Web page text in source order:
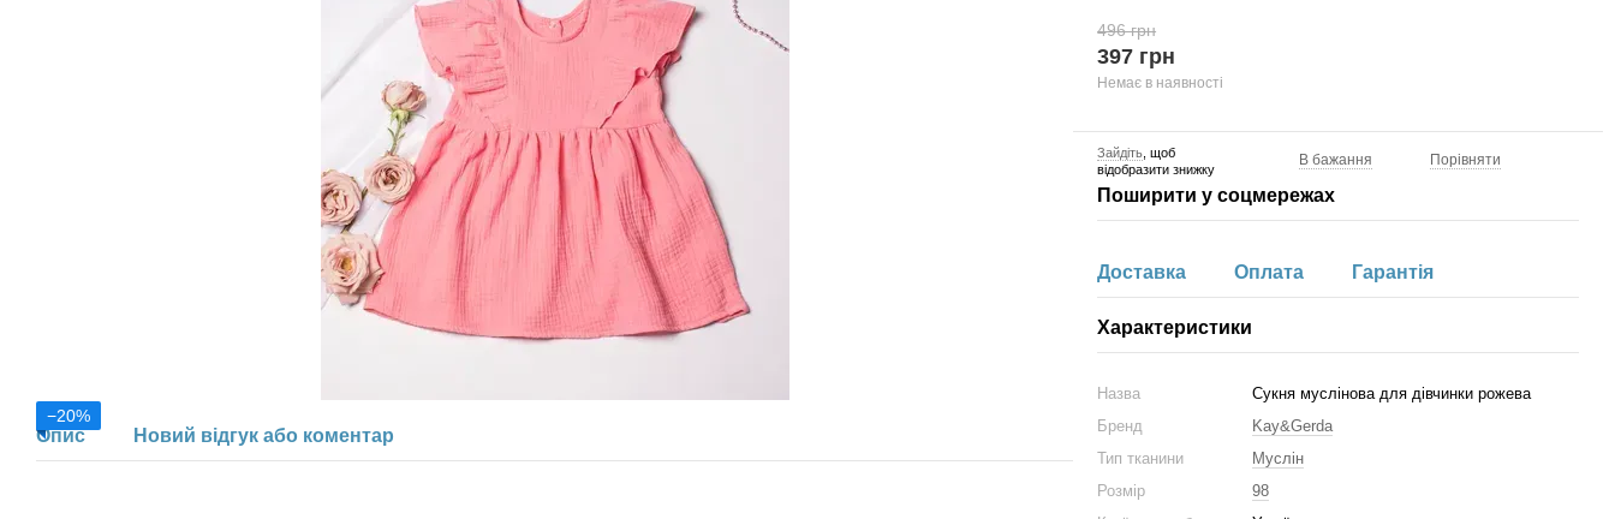
−20%
Опис Новий відгук або коментар
496 грн
397 грн
Немає в наявності
Зайдіть , щоб
відобразити знижку
В бажання Порівняти
Поширити у соцмережах
Доставка Оплата Гарантія
Характеристики
Назва
Сукня муслінова для дівчинки рожева
Бренд
Kay&Gerda
Тип тканини
Муслін
Розмір
98